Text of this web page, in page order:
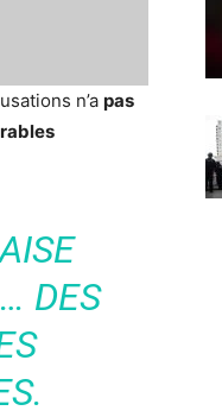
n’a pas
DES